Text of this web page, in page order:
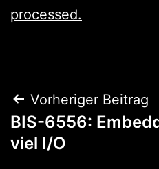
processed.
Vorheriger Beitrag
BIS-6556:
viel I/O